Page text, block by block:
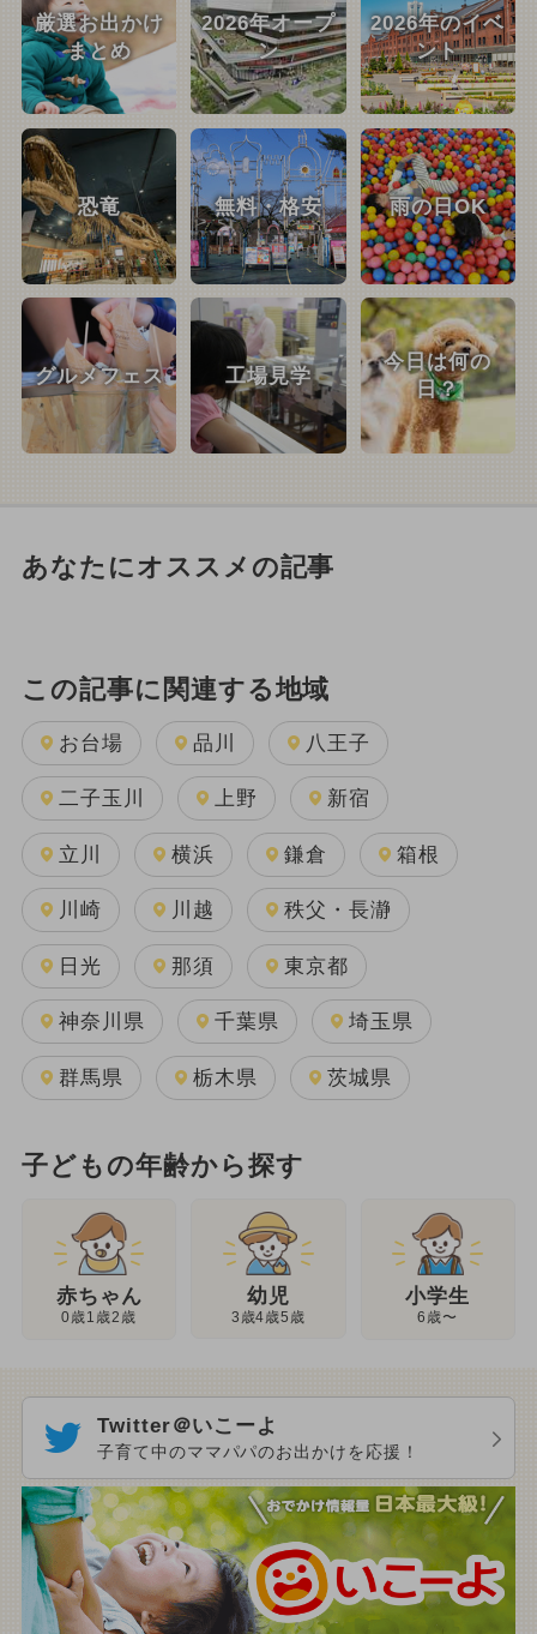
厳選お出かけ
まとめ
2026年オープ
ン
2026年のイベ
ント
恐竜 無料・格安 雨の日OK
グルメフェス 工場見学
今日は何の
日？
あなたにオススメの記事
この記事に関連する地域
お台場 品川 八王子
二子玉川 上野 新宿
立川 横浜 鎌倉 箱根
川崎 川越 秩父・長瀞
日光 那須 東京都
神奈川県 千葉県 埼玉県
群馬県 栃木県 茨城県
子どもの年齢から探す
赤ちゃん
0歳1歳2歳
幼児
3歳4歳5歳
小学生
6歳〜
Twitter＠いこーよ
子育て中のママパパのお出かけを応援！